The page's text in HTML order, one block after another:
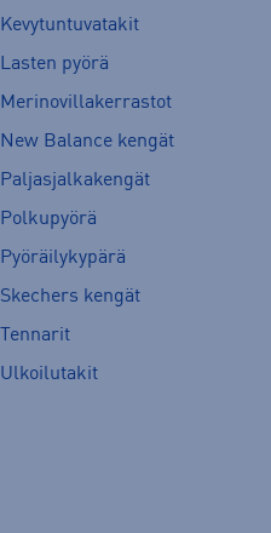
Kevytuntuvatakit
Lasten pyörä
Merinovillakerrastot
New Balance kengät
Paljasjalkakengät
Polkupyörä
Pyöräilykypärä
Skechers kengät
Tennarit
Ulkoilutakit